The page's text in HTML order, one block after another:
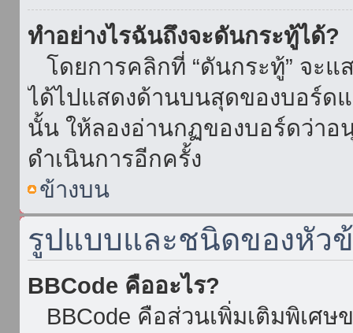
ทำอย่างไรฉันถึงจะดันกระทู้ได้?
โดยการคลิกที่ “ดันกระทู้” จะ
ได้ไปแสดงด้านบนสุดของบอร์ด
นั้น ให้ลองอ่านกฏของบอร์ดว่า
ดำเนินการอีกครั้ง
ข้างบน
รูปแบบและชนิดของหัว
BBCode คืออะไร?
BBCode คือส่วนเพิ่มเติมพิเศ